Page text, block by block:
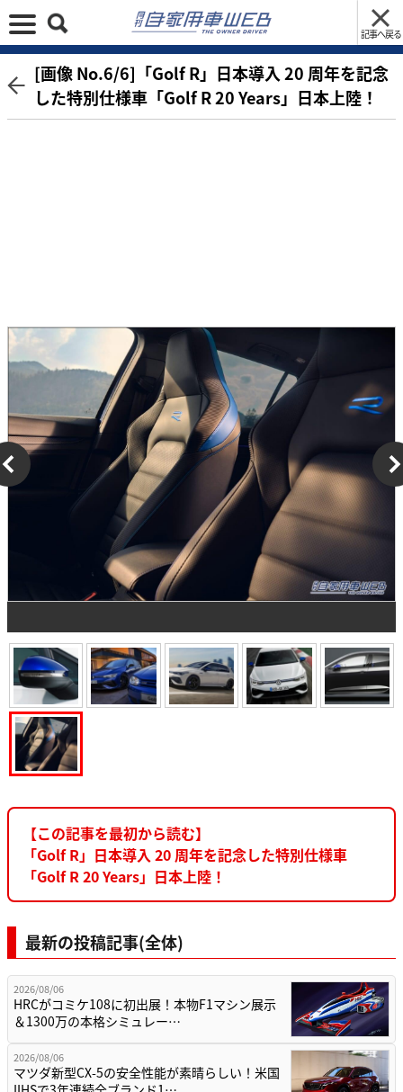
記事へ戻る
[画像 No.6/6]「Golf R」日本導入 20 周年を記念
した特別仕様車「Golf R 20 Years」日本上陸！
【この記事を最初から読む】
「Golf R」日本導入 20 周年を記念した特別仕様車
「Golf R 20 Years」日本上陸！
最新の投稿記事(全体)
2026/08/06
HRCがコミケ108に初出展！本物F1マシン展示
＆1300万の本格シミュレー…
2026/08/06
マツダ新型CX-5の安全性能が素晴らしい！米国